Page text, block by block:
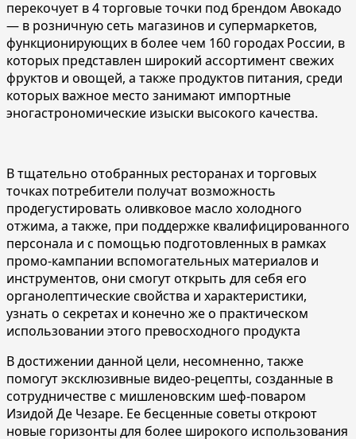
перекочует в 4 торговые точки под брендом Авокадо
— в розничную сеть магазинов и супермаркетов,
функционирующих в более чем 160 городах России, в
которых представлен широкий ассортимент свежих
фруктов и овощей, а также продуктов питания, среди
которых важное место занимают импортные
эногастрономические изыски высокого качества.
В тщательно отобранных ресторанах и торговых
точках потребители получат возможность
продегустировать оливковое масло холодного
отжима, а также, при поддержке квалифицированного
персонала и с помощью подготовленных в рамках
промо-кампании вспомогательных материалов и
инструментов, они смогут открыть для себя его
органолептические свойства и характеристики,
узнать о секретах и конечно же о практическом
использовании этого превосходного продукта
В достижении данной цели, несомненно, также
помогут эксклюзивные видео-рецепты, созданные в
сотрудничестве с мишленовским шеф-поваром
Изидой Де Чезаре. Ее бесценные советы откроют
новые горизонты для более широкого использования